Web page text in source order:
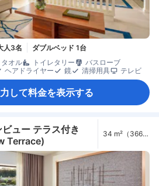
人3名
ダブルベッド 1台
タオル トイレタリー
バスローブ
ヘアドライヤー 鏡 清掃用具 テレビ
して料金を表示する
ュー テラス付き
Terrace)
34 m²（366